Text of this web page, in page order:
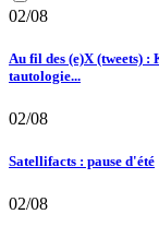
02/08
Au fil des (e)X (tweets)
tautologie...
02/08
Satellifacts : pause d'été
02/08